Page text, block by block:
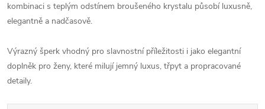
kombinaci s teplým odstínem broušeného krystalu působí luxusně,
elegantně a nadčasově.
Výrazný šperk vhodný pro slavnostní příležitosti i jako elegantní
doplněk pro ženy, které milují jemný luxus, třpyt a propracované
detaily.